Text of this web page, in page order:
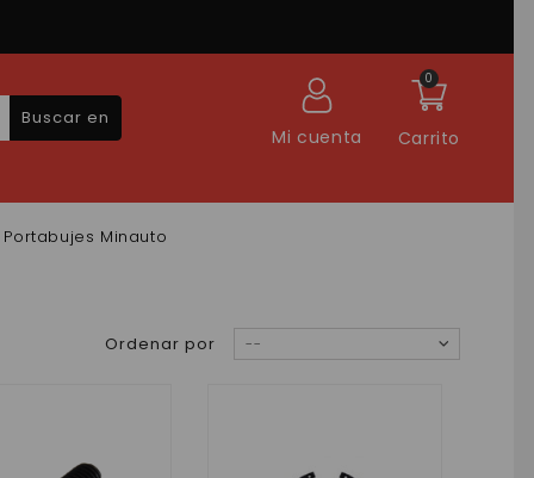
Carrito
0
Mi cuenta
Buscar en
Portabujes Minauto
Ordenar por
--